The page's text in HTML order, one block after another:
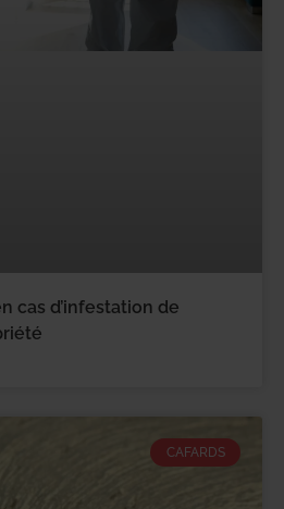
cas d’infestation de
CAFARDS